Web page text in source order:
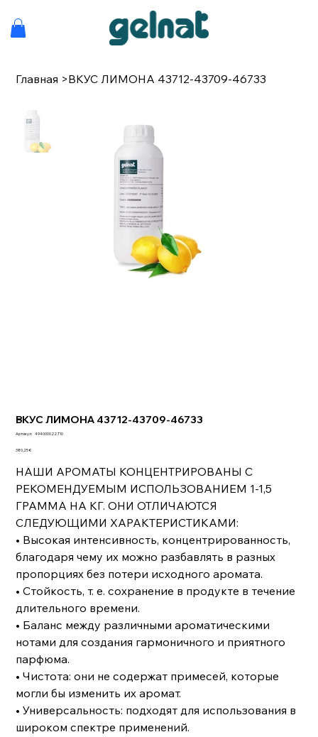
Главная >ВКУС ЛИМОНА 43712-43709-46733
ВКУС ЛИМОНА 43712-43709-46733
Артикул:
Артикул:
494000022.T10
Цена
380,25 €
НАШИ АРОМАТЫ КОНЦЕНТРИРОВАНЫ С
РЕКОМЕНДУЕМЫМ ИСПОЛЬЗОВАНИЕМ 1-1,5
ГРАММА НА КГ. ОНИ ОТЛИЧАЮТСЯ
СЛЕДУЮЩИМИ ХАРАКТЕРИСТИКАМИ:
• Высокая интенсивность, концентрированность,
благодаря чему их можно разбавлять в разных
пропорциях без потери исходного аромата.
• Стойкость, т. е. сохранение в продукте в течение
длительного времени.
• Баланс между различными ароматическими
нотами для создания гармоничного и приятного
парфюма.
• Чистота: они не содержат примесей, которые
могли бы изменить их аромат.
• Универсальность: подходят для использования в
широком спектре применений.